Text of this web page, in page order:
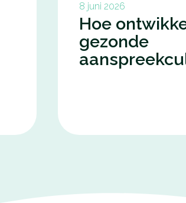
8 juni 2026
Hoe
gezonde